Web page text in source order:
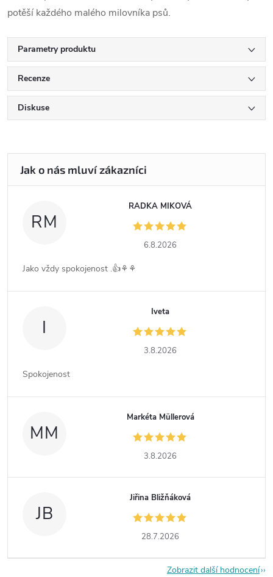
potěší každého malého milovníka psů.
Parametry produktu
Recenze
Diskuse
RM
RADKA MIKOVÁ
6.8.2026
Jako vždy spokojenost .👍⚘️⚘️
I
Iveta
3.8.2026
Spokojenost
MM
Markéta Müllerová
3.8.2026
JB
Jiřina Bližňáková
28.7.2026
Zobrazit další hodnocení